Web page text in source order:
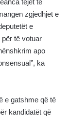
tejet të
zgjedhjet e
e
të votuar
apo
ka
e gatshme që të
kandidatët që